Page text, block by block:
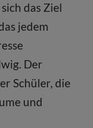
das Ziel
jedem
Der
Schüler, die
und